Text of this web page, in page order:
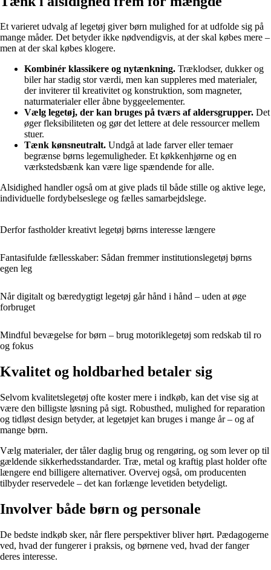
Et varieret udvalg af legetøj giver børn mulighed for at udfolde sig på
mange måder. Det betyder ikke nødvendigvis, at der skal købes mere –
men at der skal købes klogere.
Kombinér klassikere og nytænkning. Træklodser, dukker og
biler har stadig stor værdi, men kan suppleres med materialer,
der inviterer til kreativitet og konstruktion, som magneter,
naturmaterialer eller åbne byggeelementer.
Vælg legetøj, der kan bruges på tværs af aldersgrupper. Det
øger fleksibiliteten og gør det lettere at dele ressourcer mellem
stuer.
Tænk kønsneutralt. Undgå at lade farver eller temaer
begrænse børns legemuligheder. Et køkkenhjørne og en
værkstedsbænk kan være lige spændende for alle.
Alsidighed handler også om at give plads til både stille og aktive lege,
individuelle fordybelseslege og fælles samarbejdslege.
Derfor fastholder kreativt legetøj børns interesse længere
Fantasifulde fællesskaber: Sådan fremmer institutionslegetøj børns
egen leg
Når digitalt og bæredygtigt legetøj går hånd i hånd – uden at øge
forbruget
Mindful bevægelse for børn – brug motoriklegetøj som redskab til ro
og fokus
Kvalitet og holdbarhed betaler sig
Selvom kvalitetslegetøj ofte koster mere i indkøb, kan det vise sig at
være den billigste løsning på sigt. Robusthed, mulighed for reparation
og tidløst design betyder, at legetøjet kan bruges i mange år – og af
mange børn.
Vælg materialer, der tåler daglig brug og rengøring, og som lever op til
gældende sikkerhedsstandarder. Træ, metal og kraftig plast holder ofte
længere end billigere alternativer. Overvej også, om producenten
tilbyder reservedele – det kan forlænge levetiden betydeligt.
Involver både børn og personale
De bedste indkøb sker, når flere perspektiver bliver hørt. Pædagogerne
ved, hvad der fungerer i praksis, og børnene ved, hvad der fanger
deres interesse.